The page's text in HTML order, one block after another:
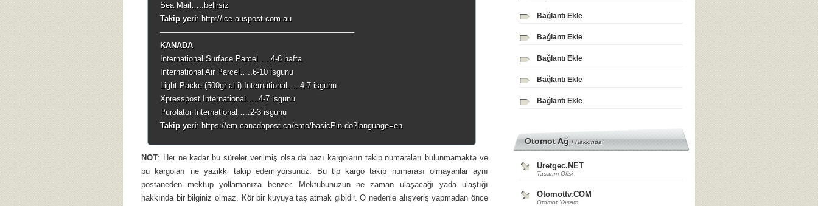
Sea Mail…..belirsiz
Takip yeri: http://ice.auspost.com.au
————————————————————————–
KANADA
International Surface Parcel…..4-6 hafta
International Air Parcel…..6-10 isgunu
Light Packet(500gr alti) International…..4-7 isgunu
Xpresspost International…..4-7 isgunu
Purolator International…..2-3 isgunu
Takip yeri: https://em.canadapost.ca/emo/basicPin.do?language=en
NOT: Her ne kadar bu süreler verilmiş olsa da bazı kargoların takip numaraları bulunmamakta ve
bu kargoları ne yazikki takip edemiyorsunuz. Bu tip kargo takip numarası olmayanlar aynı
postaneden mektup yollamanıza benzer. Mektubunuzun ne zaman ulaşacağı yada ulaştığı
hakkında bir bilginiz olmaz. Kör bir kuyuya taş atmak gibidir. O nedenle alışveriş yapmadan önce
Bağlantı Ekle
Bağlantı Ekle
Bağlantı Ekle
Bağlantı Ekle
Bağlantı Ekle
Otomot Ağ/Hakkında
Uretgec.NET
Tasarım Ofisi
Otomottv.COM
Otomot Yaşam